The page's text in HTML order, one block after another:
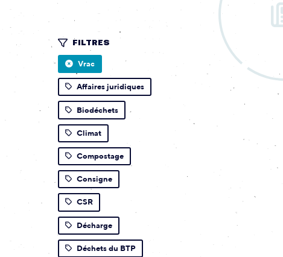
FILTRES
Vrac
Affaires juridiques
Biodéchets
Climat
Compostage
Consigne
CSR
Décharge
Déchets du BTP